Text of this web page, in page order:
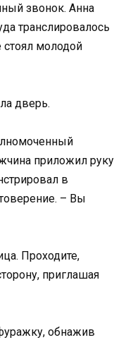
звонок. Анна
транслировалось
стоял молодой
дверь.
приложил руку
в
– Вы
Проходите,
приглашая
обнажив